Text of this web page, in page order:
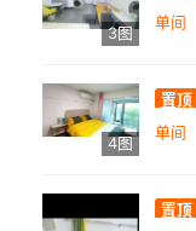
3图
单间
4图
置顶
单间
置顶